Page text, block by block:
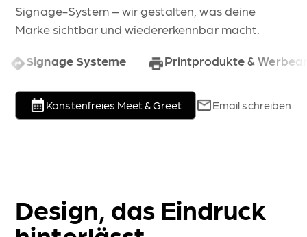
Webdesign & Entwicklung
MEGA Performance
Optimales Erlebnis
Barrierefreiheit, Mehrsprachigkeit & Responsivität
Fotografie & Videografie
Signage-System – wir gestalten, was deine
Marke sichtbar und wiedererkennbar macht.
Signage Systeme Printprodukte &
Konstenfreies Meet & Greet Email schreiben
Design, das Eindruck